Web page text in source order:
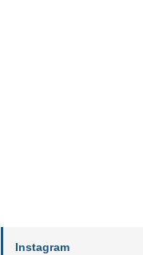
Instagram